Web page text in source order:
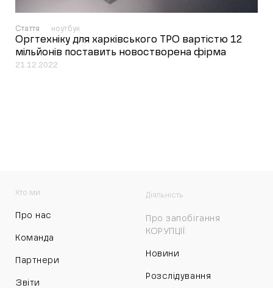
Стаття ноутбук
Оргтехніку для харківського ТРО вартістю 12
мільйонів поставить новостворена фірма
21.12.2022
Хто ми
Про нас
Команда
Партнери
Звіти
Діяльність
Про запобігання
КОРУПЦІЇ:
Новини
Розслідування